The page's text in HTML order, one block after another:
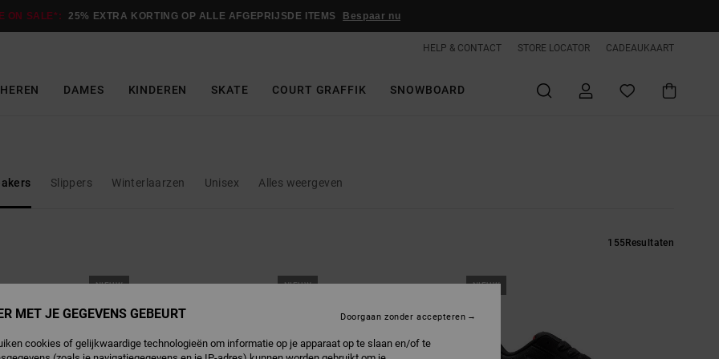
ON SALE*: 25% EXTRA KORTING OP ALLE AFGEPRIJSDE ITEMS Bespaar nu
HELP & CONTACT STORE LOCATOR CADEAUKAART
HEREN DAMES KINDEREN SKATE COURT GRAFFIK SNOWBOARD
Slippers Winterlaarzen Unisex Alles weergeven
155Resultaten
NIEUW NIEUW NIEUW
MET JE GEGEVENS GEBEURT
cookies of gelijkwaardige technologieën om informatie op je apparaat op te slaan en/of te
Doorgaan zonder accepteren